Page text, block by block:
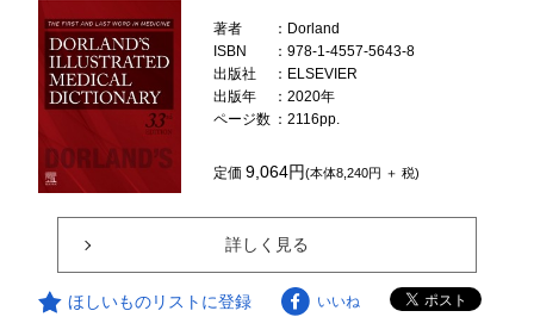
著者
：Dorland
ISBN
：978-1-4557-5643-8
出版社
：ELSEVIER
出版年
：2020年
ページ数 ：2116pp.
定価9,064円(本体8,240円 ＋ 税)
詳しく見る
ほしいものリストに登録 いいね